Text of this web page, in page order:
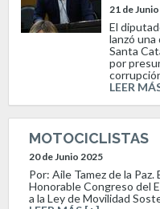
21 de
El
lanzó una
Santa
por
LEER
MOTOCICLISTAS
20 de Junio 2025
Por: Aile Tamez de la
Honorable Congreso del
a la Ley de Movilidad